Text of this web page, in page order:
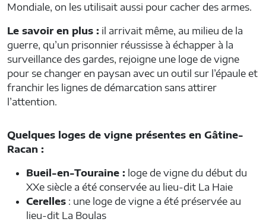
Mondiale, on les utilisait aussi pour cacher des armes.
Le savoir en plus : il arrivait même, au milieu de la
guerre, qu’un prisonnier réussisse à échapper à la
surveillance des gardes, rejoigne une loge de vigne
pour se changer en paysan avec un outil sur l’épaule et
franchir les lignes de démarcation sans attirer
l’attention.
Quelques loges de vigne présentes en Gâtine-
Racan :
Bueil-en-Touraine : loge de vigne du début du
XXe siècle a été conservée au lieu-dit La Haie
Cerelles : une loge de vigne a été préservée au
lieu-dit La Boulas